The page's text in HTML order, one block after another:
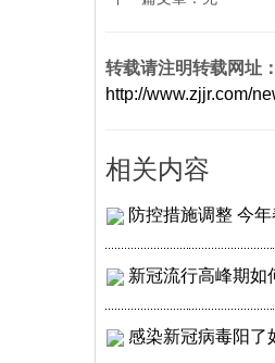
转载请注明转载网址：
http://www.zjjr.com/
相关内容
防控措施调整 今
新冠流行高峰期如
感染新冠病毒阳了